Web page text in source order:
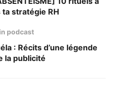
stratégie RH
podcast
: Récits d’une légende
la publicité